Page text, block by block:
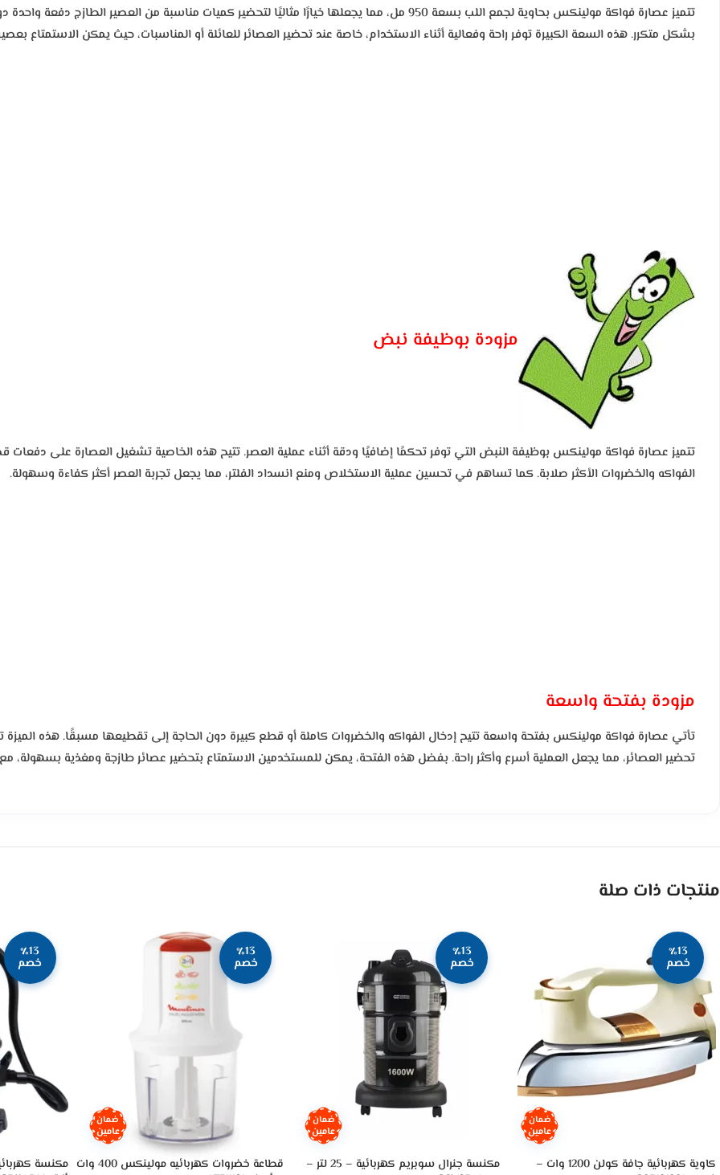
تتميز عصارة فواكة مولينكس بحاوية لجمع اللب بسعة 950 مل، مما يجعلها خيارًا مثاليًا لتحضير كميات مناسبة من العصير
بشكل متكرر. هذه السعة الكبيرة توفر راحة وفعالية أثناء الاستخدام، خاصة عند تحضير العصائر للعائلة أو المناسبات، حيث يمكن الاستمتاع
مزودة بوظيفة نبض
تتميز عصارة فواكة مولينكس بوظيفة النبض التي توفر تحكمًا إضافيًا ودقة أثناء عملية العصر. تتيح هذه الخاصية تشغيل العصارة على
الفواكه والخضروات الأكثر صلابة. كما تساهم في تحسين عملية الاستخلاص ومنع انسداد الفلتر، مما يجعل تجربة العصر أكثر كفاءة وسهولة.
مزودة بفتحة واسعة
تأتي عصارة فواكة مولينكس بفتحة واسعة تتيح إدخال الفواكه والخضروات كاملة أو قطع كبيرة دون الحاجة إلى تقطيعها مسبقًا. هذه الميزة
تحضير العصائر، مما يجعل العملية أسرع وأكثر راحة. بفضل هذه الفتحة، يمكن للمستخدمين الاستمتاع بتحضير عصائر طازجة ومغذية بسهولة، مع
منتجات ذات صلة
٪13
خصم
ضمان
عامين
كاوية كهربائية جافة كولن 1200 وات –
٪13
خصم
ضمان
عامين
مكنسة جنرال سوبريم كهربائية – 25 لتر –
٪13
خصم
ضمان
عامين
قطاعة خضروات كهربائيه مولينكس 400 وات
٪13
خصم